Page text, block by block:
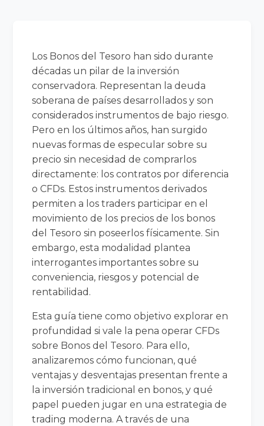
Los Bonos del Tesoro han sido durante
décadas un pilar de la inversión
conservadora. Representan la deuda
soberana de países desarrollados y son
considerados instrumentos de bajo riesgo.
Pero en los últimos años, han surgido
nuevas formas de especular sobre su
precio sin necesidad de comprarlos
directamente: los contratos por diferencia
o CFDs. Estos instrumentos derivados
permiten a los traders participar en el
movimiento de los precios de los bonos
del Tesoro sin poseerlos físicamente. Sin
embargo, esta modalidad plantea
interrogantes importantes sobre su
conveniencia, riesgos y potencial de
rentabilidad.
Esta guía tiene como objetivo explorar en
profundidad si vale la pena operar CFDs
sobre Bonos del Tesoro. Para ello,
analizaremos cómo funcionan, qué
ventajas y desventajas presentan frente a
la inversión tradicional en bonos, y qué
papel pueden jugar en una estrategia de
trading moderna. A través de una